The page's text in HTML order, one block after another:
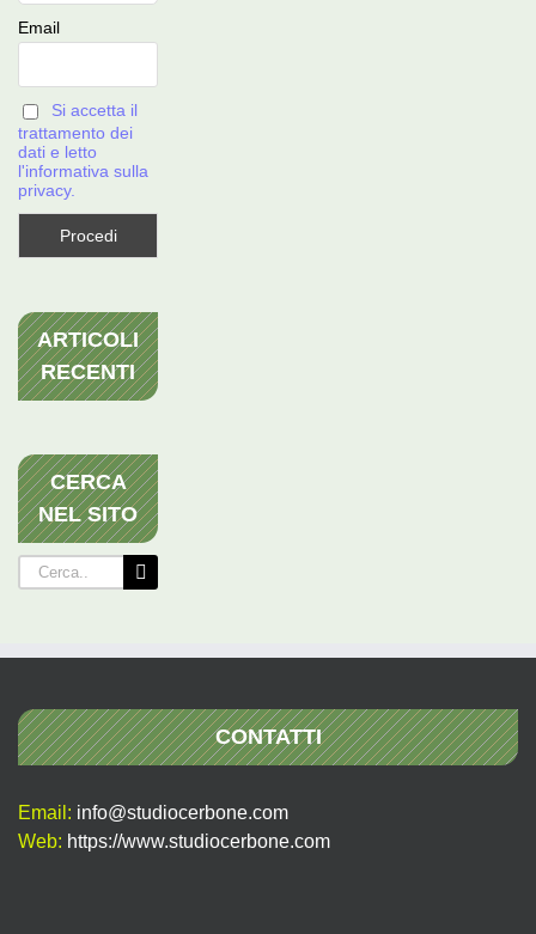
Email
Si accetta il
trattamento dei
dati e letto
l'informativa sulla
privacy.
ARTICOLI
RECENTI
CERCA
NEL SITO
Cerca
per:
CONTATTI
Email: info@studiocerbone.com
Web: https://www.studiocerbone.com